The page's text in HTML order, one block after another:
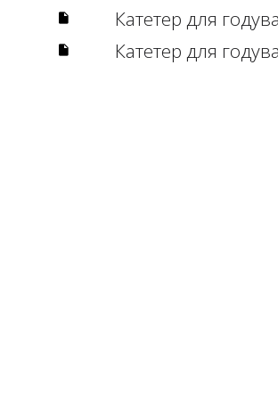
Катетер для
Катетер для